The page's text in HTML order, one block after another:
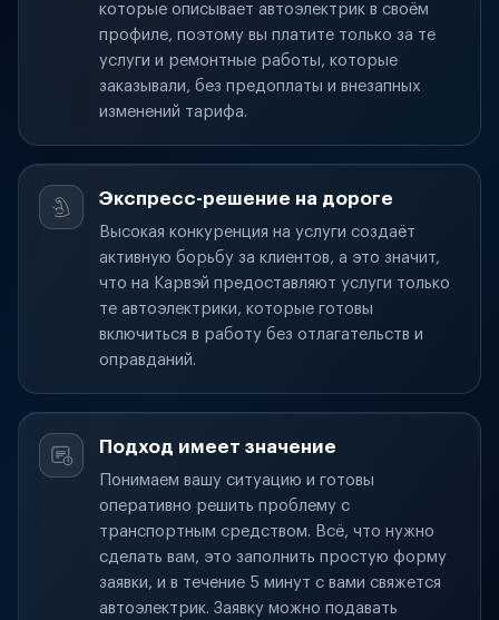
которые описывает автоэлектрик в своём
профиле, поэтому вы платите только за те
услуги и ремонтные работы, которые
заказывали, без предоплаты и внезапных
изменений тарифа.
Экспресс-решение на дороге
Высокая конкуренция на услуги создаёт
активную борьбу за клиентов, а это значит,
что на Карвэй предоставляют услуги только
те автоэлектрики, которые готовы
включиться в работу без отлагательств и
оправданий.
Подход имеет значение
Понимаем вашу ситуацию и готовы
оперативно решить проблему с
транспортным средством. Всё, что нужно
сделать вам, это заполнить простую форму
заявки, и в течение 5 минут с вами свяжется
автоэлектрик. Заявку можно подавать